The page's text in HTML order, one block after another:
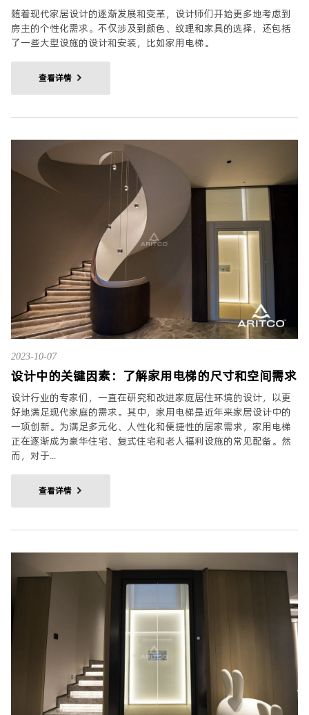
随着现代家居设计的逐渐发展和变革，设计师们开始更多地考虑到
房主的个性化需求。不仅涉及到颜色、纹理和家具的选择，还包括
了一些大型设施的设计和安装，比如家用电梯。
查看详情
2023-10-07
设计中的关键因素：了解家用电梯的尺寸和空间需求
设计行业的专家们，一直在研究和改进家庭居住环境的设计，以更
好地满足现代家庭的需求。其中，家用电梯是近年来家居设计中的
一项创新。为满足多元化、人性化和便捷性的居家需求，家用电梯
正在逐渐成为豪华住宅、复式住宅和老人福利设施的常见配备。然
而，对于...
查看详情